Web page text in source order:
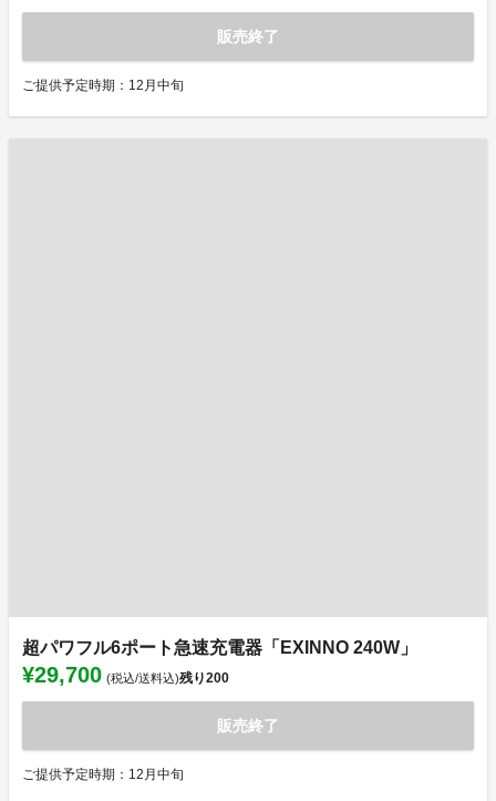
販売終了
ご提供予定時期：12月中旬
超パワフル6ポート急速充電器「EXINNO 240W」
¥29,700 (税込/送料込)残り200
販売終了
ご提供予定時期：12月中旬